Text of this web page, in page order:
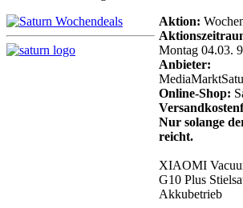
Aktion:
Montag 04.03.
Anbieter:
Online-Shop:
Nur solange
reicht.
XIAOMI
G10 Plus
Akkubetrieb